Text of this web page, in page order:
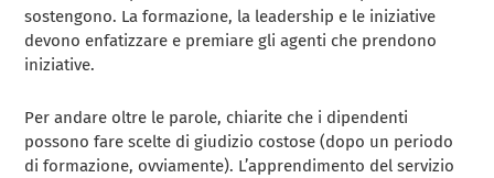
sostengono. La formazione, la leadership e le iniziative
devono enfatizzare e premiare gli agenti che prendono
iniziative.
Per andare oltre le parole, chiarite che i dipendenti
possono fare scelte di giudizio costose (dopo un periodo
di formazione, ovviamente). L’apprendimento del servizio